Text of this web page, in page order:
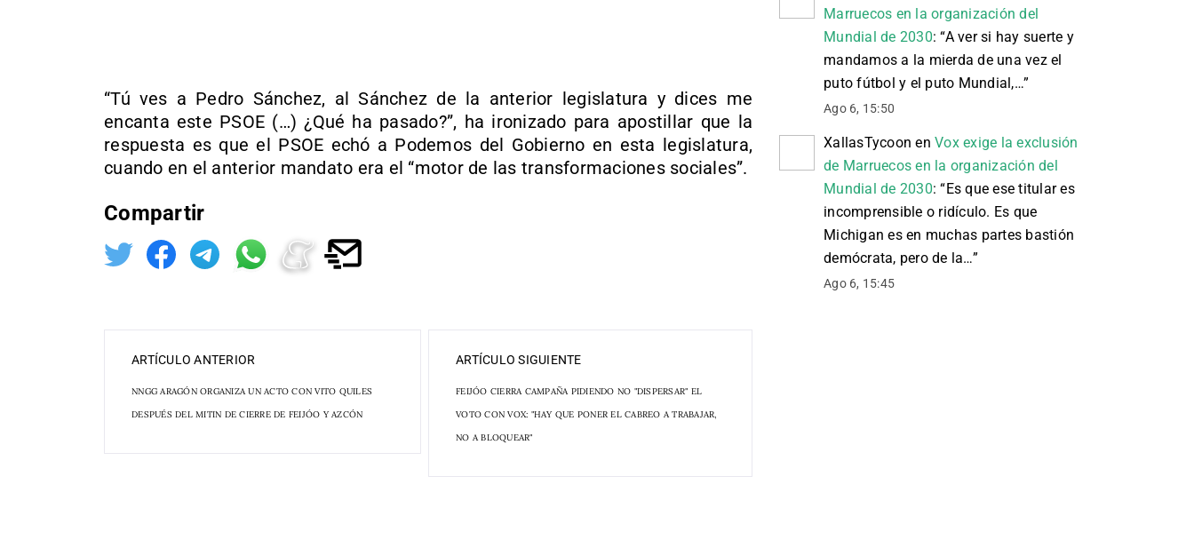
“Tú ves a Pedro Sánchez, al Sánchez de la anterior legislatura y dices me
encanta este PSOE (…) ¿Qué ha pasado?”, ha ironizado para apostillar que la
respuesta es que el PSOE echó a Podemos del Gobierno en esta legislatura,
cuando en el anterior mandato era el “motor de las transformaciones sociales”.
Compartir
ARTÍCULO ANTERIOR
NNGG ARAGÓN ORGANIZA UN ACTO CON VITO QUILES
DESPUÉS DEL MITIN DE CIERRE DE FEIJÓO Y AZCÓN
ARTÍCULO SIGUIENTE
FEIJÓO CIERRA CAMPAÑA PIDIENDO NO "DISPERSAR" EL
VOTO CON VOX: "HAY QUE PONER EL CABREO A TRABAJAR,
NO A BLOQUEAR"
Marruecos en la organización del
Mundial de 2030: “A ver si hay suerte y
mandamos a la mierda de una vez el
puto fútbol y el puto Mundial,…”
Ago 6, 15:50
XallasTycoon en Vox exige la exclusión
de Marruecos en la organización del
Mundial de 2030: “Es que ese titular es
incomprensible o ridículo. Es que
Michigan es en muchas partes bastión
demócrata, pero de la…”
Ago 6, 15:45